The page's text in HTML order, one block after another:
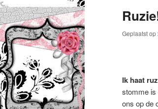
Geplaatst op
Ik haat
stomme is
ons op de